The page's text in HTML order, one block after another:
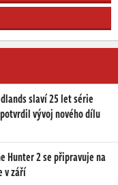
slaví 25 let série
vývoj nového dílu
Hunter 2 se připravuje na
v září